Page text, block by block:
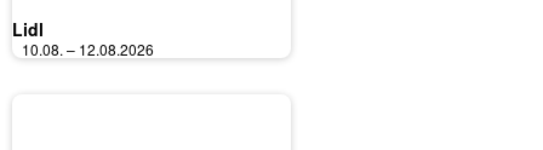
Lidl
10.08. – 12.08.2026